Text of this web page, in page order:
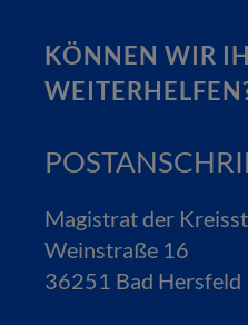
KÖNNEN WIR
Magistrat der
Weinstraße 16
36251 Bad Hersfeld